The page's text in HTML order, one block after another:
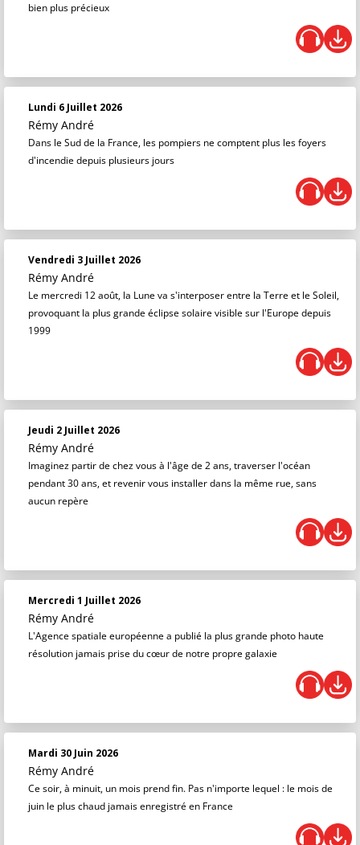
bien plus précieux
Lundi 6 Juillet 2026
Rémy André
Dans le Sud de la France, les pompiers ne comptent plus les foyers
d'incendie depuis plusieurs jours
Vendredi 3 Juillet 2026
Rémy André
Le mercredi 12 août, la Lune va s'interposer entre la Terre et le Soleil,
provoquant la plus grande éclipse solaire visible sur l'Europe depuis
1999
Jeudi 2 Juillet 2026
Rémy André
Imaginez partir de chez vous à l'âge de 2 ans, traverser l'océan
pendant 30 ans, et revenir vous installer dans la même rue, sans
aucun repère
Mercredi 1 Juillet 2026
Rémy André
L'Agence spatiale européenne a publié la plus grande photo haute
résolution jamais prise du cœur de notre propre galaxie
Mardi 30 Juin 2026
Rémy André
Ce soir, à minuit, un mois prend fin. Pas n'importe lequel : le mois de
juin le plus chaud jamais enregistré en France